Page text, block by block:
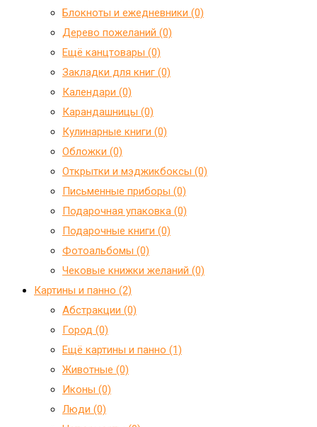
Блокноты и ежедневники (0)
Дерево пожеланий (0)
Ещё канцтовары (0)
Закладки для книг (0)
Календари (0)
Карандашницы (0)
Кулинарные книги (0)
Обложки (0)
Открытки и мэджикбоксы (0)
Письменные приборы (0)
Подарочная упаковка (0)
Подарочные книги (0)
Фотоальбомы (0)
Чековые книжки желаний (0)
Картины и панно (2)
Абстракции (0)
Город (0)
Ещё картины и панно (1)
Животные (0)
Иконы (0)
Люди (0)